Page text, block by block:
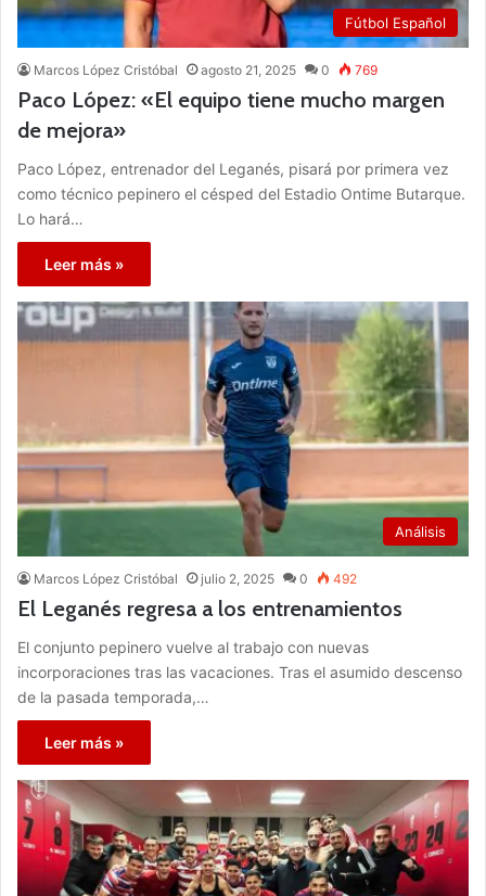
Fútbol Español
Marcos López Cristóbal agosto 21, 2025 0 769
Paco López: «El equipo tiene mucho margen
de mejora»
Paco López, entrenador del Leganés, pisará por primera vez
como técnico pepinero el césped del Estadio Ontime Butarque.
Lo hará…
Leer más »
Análisis
Marcos López Cristóbal julio 2, 2025 0 492
El Leganés regresa a los entrenamientos
El conjunto pepinero vuelve al trabajo con nuevas
incorporaciones tras las vacaciones. Tras el asumido descenso
de la pasada temporada,…
Leer más »